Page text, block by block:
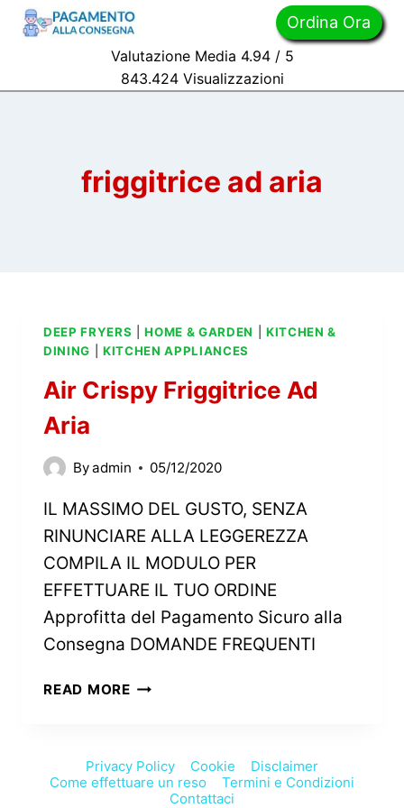
Skip
Ordina Ora
Valutazione Media 4.94 / 5
843.424 Visualizzazioni
friggitrice ad aria
DEEP FRYERS |HOME & GARDEN
KITCHEN &
DINING
KITCHEN APPLIANCES
Air Crispy Friggitrice Ad
Aria
Byadmin 05/12/2020
IL MASSIMO DEL GUSTO, SENZA
RINUNCIARE ALLA LEGGEREZZA
COMPILA IL MODULO PER
EFFETTUARE IL TUO ORDINE
Approfitta del Pagamento Sicuro alla
Consegna DOMANDE FREQUENTI
READ MORE
Privacy Policy Cookie
Disclaimer
Come effettuare un reso
Termini e Condizioni
Contattaci